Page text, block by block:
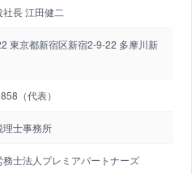
長 江田健二
東京都新宿区新宿2-9-22 多摩川新
（代表）
理士事務所
務士法人プレミアパートナーズ